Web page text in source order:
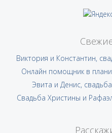
Виктория и Константин,
Онлайн помощник в
Эвита и Денис,
Свадьба Христины и